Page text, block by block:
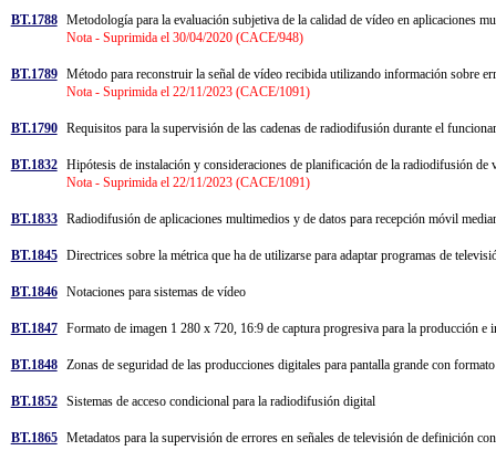
BT.1788 Metodología para la evaluación subjetiva de la calidad de vídeo en aplicaciones
Nota - Suprimida el 30/04/2020 (CACE/948)
BT.1789 Método para reconstruir la señal de vídeo recibida utilizando información sobre
Nota - Suprimida el 22/11/2023 (CACE/1091)
BT.1790 Requisitos para la supervisión de las cadenas de radiodifusión durante el
BT.1832 Hipótesis de instalación y consideraciones de planificación de la radiodifusión
Nota - Suprimida el 22/11/2023 (CACE/1091)
BT.1833 Radiodifusión de aplicaciones multimedios y de datos para recepción móvil
BT.1845 Directrices sobre la métrica que ha de utilizarse para adaptar programas de
BT.1846 Notaciones para sistemas de vídeo
BT.1847 Formato de imagen 1 280 x 720, 16:9 de captura progresiva para la producción
BT.1848 Zonas de seguridad de las producciones digitales para pantalla grande con
BT.1852 Sistemas de acceso condicional para la radiodifusión digital
BT.1865 Metadatos para la supervisión de errores en señales de televisión de definición